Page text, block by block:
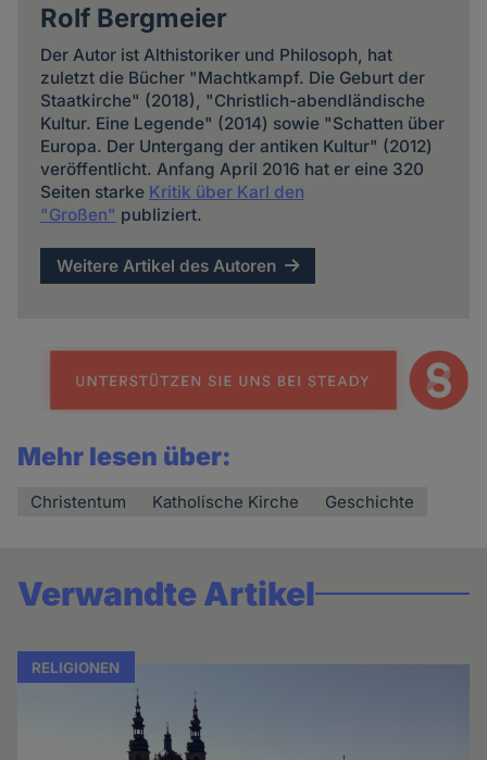
Rolf Bergmeier
Der Autor ist Althistoriker und Philosoph, hat
zuletzt die Bücher "Machtkampf. Die Geburt der
Staatkirche" (2018), "Christlich-abendländische
Kultur. Eine Legende" (2014) sowie "Schatten über
Europa. Der Untergang der antiken Kultur" (2012)
veröffentlicht. Anfang April 2016 hat er eine 320
Seiten starke Kritik über Karl den
"Großen" publiziert.
Weitere Artikel des Autoren
Mehr lesen über:
Christentum Katholische Kirche Geschichte
Verwandte Artikel
RELIGIONEN